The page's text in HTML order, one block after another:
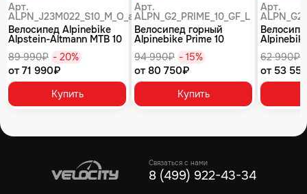
Арт.
ALPN_J23M022_S10_M_O_air
Велосипед Alpinebike
Alpstein-Altmann MTB 10
89 990₽ - 20%
от 71 990₽
Купить
Арт.
ALPN_G2_PRIME_10_GF_L
Велосипед горный
Alpinebike Prime 10
94 990₽ - 15%
от 80 750₽
Купить
Арт.
62 990₽
от 53
Связаться с нами
8 (499) 922-43-34